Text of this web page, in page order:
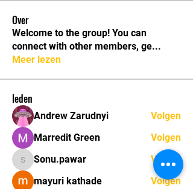
Over
Welcome to the group! You can
connect with other members, ge...
Meer lezen
leden
Andrew Zarudnyi
Volgen
Marredit Green
Volgen
Sonu.pawar
Sonu.pawar
Volgen
mayuri kathade
Volgen